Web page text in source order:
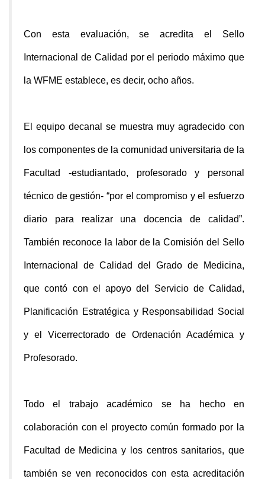
Con esta evaluación, se acredita el Sello
Internacional de Calidad por el periodo máximo que
la WFME establece, es decir, ocho años.
El equipo decanal se muestra muy agradecido con
los componentes de la comunidad universitaria de la
Facultad -estudiantado, profesorado y personal
técnico de gestión- “por el compromiso y el esfuerzo
diario para realizar una docencia de calidad”.
También reconoce la labor de la Comisión del Sello
Internacional de Calidad del Grado de Medicina,
que contó con el apoyo del Servicio de Calidad,
Planificación Estratégica y Responsabilidad Social
y el Vicerrectorado de Ordenación Académica y
Profesorado.
Todo el trabajo académico se ha hecho en
colaboración con el proyecto común formado por la
Facultad de Medicina y los centros sanitarios, que
también se ven reconocidos con esta acreditación